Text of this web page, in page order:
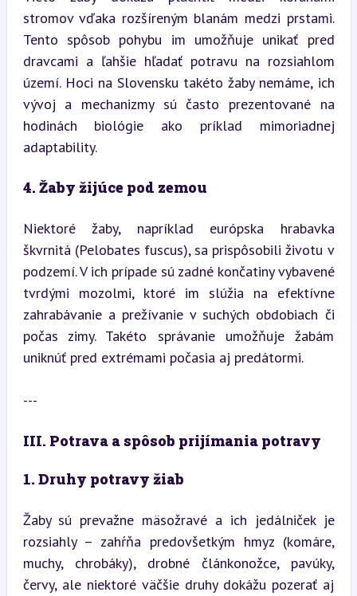
stromov vďaka rozšíreným blanám medzi prstami.
Tento spôsob pohybu im umožňuje unikať pred
dravcami a ľahšie hľadať potravu na rozsiahlom
území. Hoci na Slovensku takéto žaby nemáme, ich
vývoj a mechanizmy sú často prezentované na
hodinách biológie ako príklad mimoriadnej
adaptability.
4. Žaby žijúce pod zemou
Niektoré žaby, napríklad európska hrabavka
škvrnitá (Pelobates fuscus), sa prispôsobili životu v
podzemí. V ich prípade sú zadné končatiny vybavené
tvrdými mozolmi, ktoré im slúžia na efektívne
zahrabávanie a prežívanie v suchých obdobiach či
počas zimy. Takéto správanie umožňuje žabám
uniknúť pred extrémami počasia aj predátormi.
---
III. Potrava a spôsob prijímania potravy
1. Druhy potravy žiab
Žaby sú prevažne mäsožravé a ich jedálniček je
rozsiahly – zahŕňa predovšetkým hmyz (komáre,
muchy, chrobáky), drobné článkonožce, pavúky,
červy, ale niektoré väčšie druhy dokážu pozerať aj